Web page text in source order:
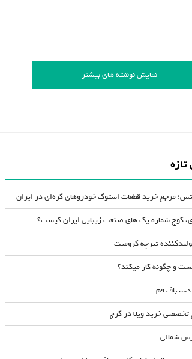
نمایش نوشته های بیشتر
مرجع خرید قطعات استوک خودروهای کره‌ای در ایران
کوچ شماره یک های صنعت زیبایی ایران کیست؟
تیرچه کرومیت
و چگونه کار میکند؟
قم
تخصصی خرید ویلا در کرج
شمالی